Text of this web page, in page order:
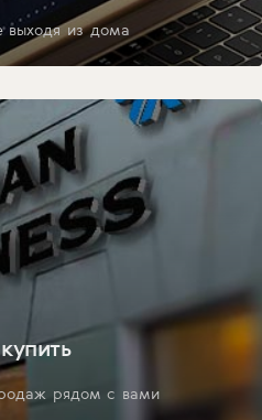
выходя из дома
рядом с вами